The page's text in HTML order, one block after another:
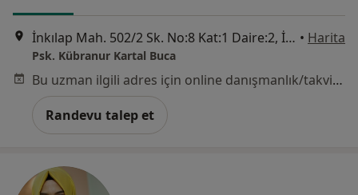
İnkılap Mah. 502/2 Sk. No:8 Kat:1 Daire:2, İzmir • Harita
Psk. Kübranur Kartal Buca
Bu uzman ilgili adres için online danışmanlık/takvim sunmuyor.
Randevu talep et